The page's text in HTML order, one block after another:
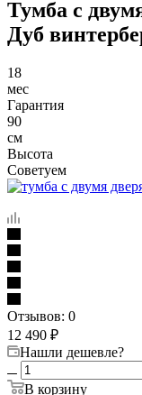
Тумба с
Дуб
18
мес
Гарантия
90
см
Высота
Советуем
Отзывов: 0
12 490 ₽
Нашли дешевле?
В корзину